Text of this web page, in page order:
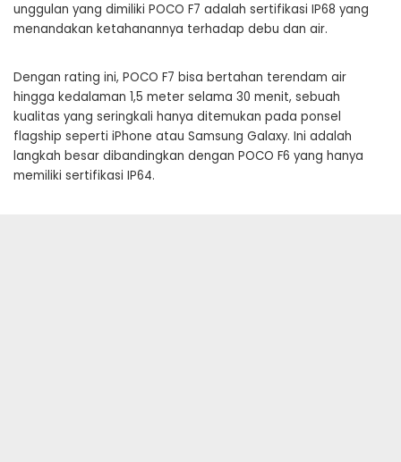
unggulan yang dimiliki POCO F7 adalah sertifikasi IP68 yang
menandakan ketahanannya terhadap debu dan air.
Dengan rating ini, POCO F7 bisa bertahan terendam air
hingga kedalaman 1,5 meter selama 30 menit, sebuah
kualitas yang seringkali hanya ditemukan pada ponsel
flagship seperti iPhone atau Samsung Galaxy. Ini adalah
langkah besar dibandingkan dengan POCO F6 yang hanya
memiliki sertifikasi IP64.